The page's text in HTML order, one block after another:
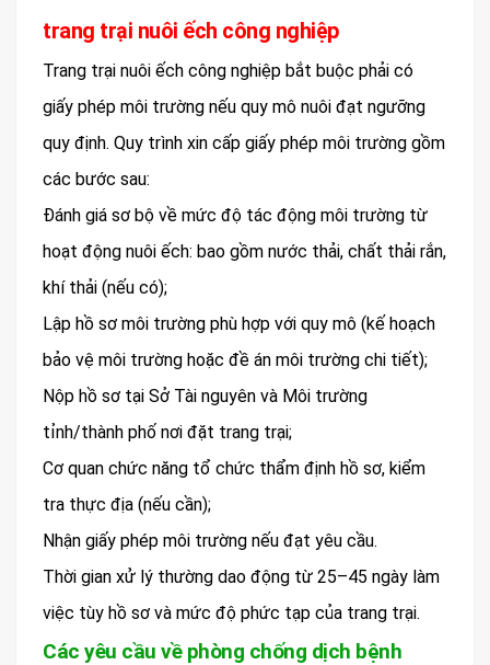
trang trại nuôi ếch công nghiệp
Trang trại nuôi ếch công nghiệp bắt buộc phải có
giấy phép môi trường nếu quy mô nuôi đạt ngưỡng
quy định. Quy trình xin cấp giấy phép môi trường gồm
các bước sau:
Đánh giá sơ bộ về mức độ tác động môi trường từ
hoạt động nuôi ếch: bao gồm nước thải, chất thải rắn,
khí thải (nếu có);
Lập hồ sơ môi trường phù hợp với quy mô (kế hoạch
bảo vệ môi trường hoặc đề án môi trường chi tiết);
Nộp hồ sơ tại Sở Tài nguyên và Môi trường
tỉnh/thành phố nơi đặt trang trại;
Cơ quan chức năng tổ chức thẩm định hồ sơ, kiểm
tra thực địa (nếu cần);
Nhận giấy phép môi trường nếu đạt yêu cầu.
Thời gian xử lý thường dao động từ 25–45 ngày làm
việc tùy hồ sơ và mức độ phức tạp của trang trại.
Các yêu cầu về phòng chống dịch bệnh